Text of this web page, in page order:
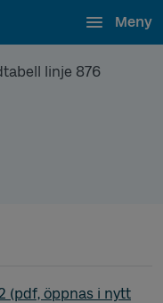
Meny
linje 876
- Tanumshede
(pdf, öppnas i nytt